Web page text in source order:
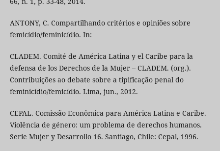
ANTONY, C. Compartilhando critérios e opiniões sobre
femicídio/feminicídio. In:
CLADEM. Comité de América Latina y el Caribe para la
defensa de los Derechos de la Mujer – CLADEM. (org.).
Contribuições ao debate sobre a tipificação penal do
feminicídio/femicídio. Lima, jun., 2012.
CEPAL. Comissão Econômica para América Latina e Caribe.
Violência de género: um problema de derechos humanos.
Serie Mujer y Desarrollo 16. Santiago, Chile: Cepal, 1996.